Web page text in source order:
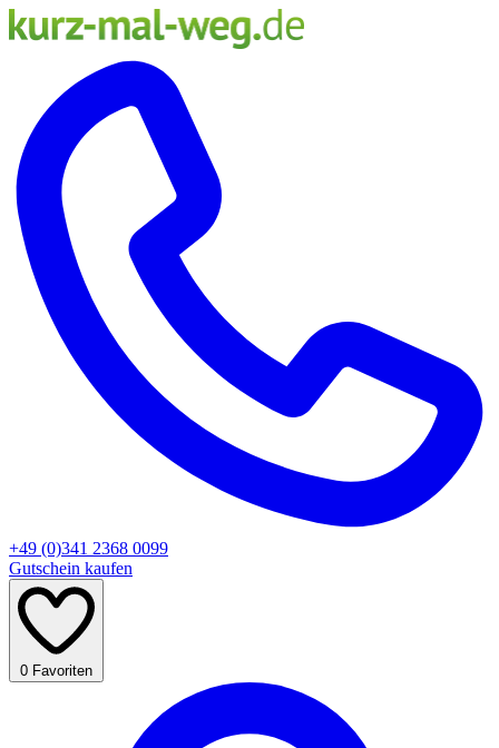
+49 (0)341 2368 0099
Gutschein kaufen
0 Favoriten